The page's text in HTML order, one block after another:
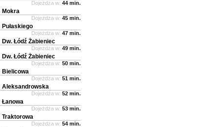
Dojeżdża w: 44 min.
Mokra
Dojeżdża w: 45 min.
Pułaskiego
Dojeżdża w: 47 min.
Dw. Łódź Żabieniec
Dojeżdża w: 49 min.
Dw. Łódź Żabieniec
Dojeżdża w: 50 min.
Bielicowa
Dojeżdża w: 51 min.
Aleksandrowska
Dojeżdża w: 52 min.
Łanowa
Dojeżdża w: 53 min.
Traktorowa
Dojeżdża w: 54 min.